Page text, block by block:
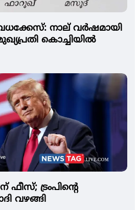
നാല് വര്‍ഷമായി
കൊച്ചിയില്‍
ട്രംപിന്റെ
വഴങ്ങി